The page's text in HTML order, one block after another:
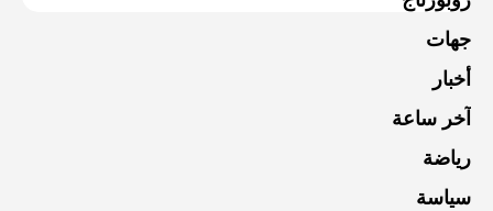
جهات
أخبار
آخر ساعة
رياضة
سياسة